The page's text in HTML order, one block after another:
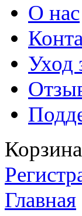
О нас
Уход
Главная